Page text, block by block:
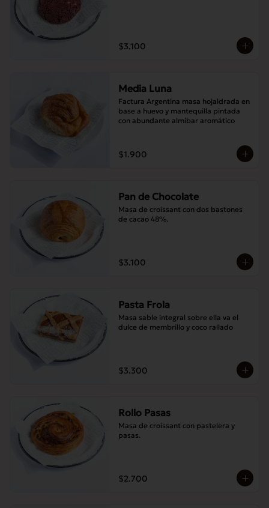
$3.100
Media Luna
Factura Argentina masa hojaldrada en
base a huevo y mantequilla pintada
con abundante almíbar aromático
$1.900
Pan de Chocolate
Masa de croissant con dos bastones
de cacao 48%.
$3.100
Pasta Frola
Masa sable integral sobre ella va el
dulce de membrillo y coco rallado
$3.300
Rollo Pasas
Masa de croissant con pastelera y
pasas.
$2.700